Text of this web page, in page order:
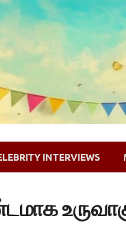
INTERVIEWS